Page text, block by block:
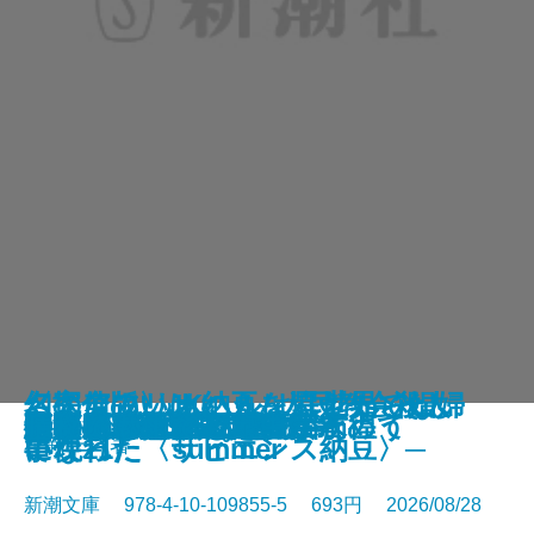
幽冥の岸 十二国記
未知なるカダスを夢に求めて
さよならの言い方なんて知らな
い。11
龍ノ国幻想9 天恵の命
神と王1 亡国の書
人魚屋敷の殺人
悪徳もまた
善人たち
わたしが・棄てた・女
きまぐれカプセル
星新一／著
新潮文庫 978-4-10-109855-5 693円 2026/08/28
一夜─隠蔽捜査10─
夢ノ町本通り─文庫版─
フィレンツェに悪魔が彷徨う
その他の危険
〈完全版〉JKハルは異世界で娼婦
になった summer
人喰いパンダ殺人事件
幻のアフリカ納豆を追え！─そし
て現れた〈サピエンス納豆〉─
色ざんげ
晴れでも雨でも昆虫学者
名探偵のいけにえ─人民教会殺人
事件─